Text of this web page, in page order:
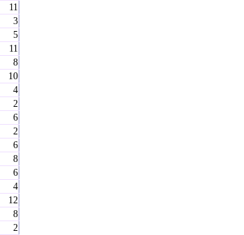
11
3
5
11
8
10
4
2
6
2
6
8
6
4
12
8
2